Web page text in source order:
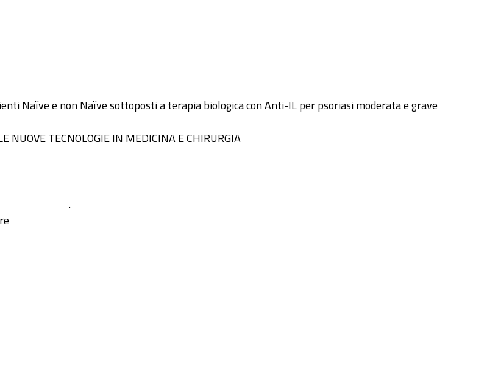
Naïve e non Naïve sottoposti a terapia biologica con Anti-IL per psoriasi moderata e grave
NUOVE TECNOLOGIE IN MEDICINA E CHIRURGIA
.